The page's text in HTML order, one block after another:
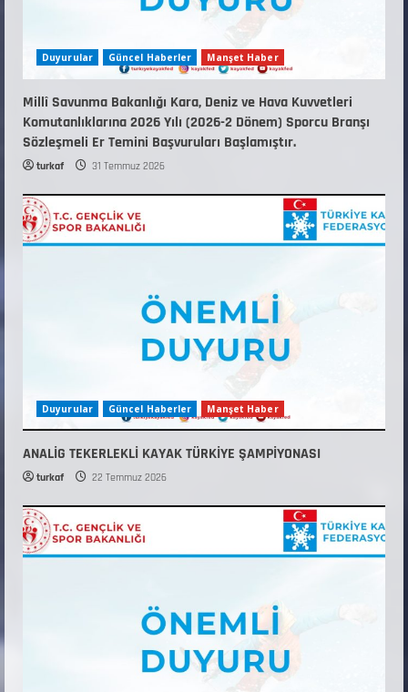
Duyurular Güncel Haberler Manşet Haber
Millî Savunma Bakanlığı Kara, Deniz ve Hava Kuvvetleri
Komutanlıklarına 2026 Yılı (2026-2 Dönem) Sporcu Branşı
Sözleşmeli Er Temini Başvuruları Başlamıştır.
turkaf 31 Temmuz 2026
Duyurular Güncel Haberler Manşet Haber
ANALİG TEKERLEKLİ KAYAK TÜRKİYE ŞAMPİYONASI
turkaf 22 Temmuz 2026